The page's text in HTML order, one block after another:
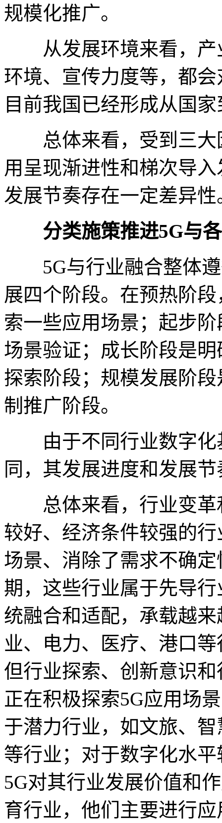
规模化推广。
从发展环境来看，产
环境、宣传力度等，都
目前我国已经形成从国
总体来看，受到三大
用呈现渐进性和梯次导
发展节奏存在一定差异性
分类施策推进5G与
5G与行业融合整体遵
展四个阶段。在预热阶
索一些应用场景；起步
场景验证；成长阶段是
探索阶段；规模发展阶
制推广阶段。
由于不同行业数字化
同，其发展进度和发展
总体来看，行业变革
较好、经济条件较强的
场景、消除了需求不确
期，这些行业属于先导
统融合和适配，承载越
业、电力、医疗、港口
但行业探索、创新意识
正在积极探索5G应用场
于潜力行业，如文旅、
等行业；对于数字化水
5G对其行业发展价值和
育行业，他们主要进行